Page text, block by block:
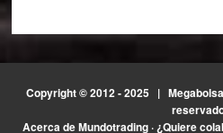
Copyright © 2012 - 2025 |
Acerca de Mundotrading ·¿Quiere